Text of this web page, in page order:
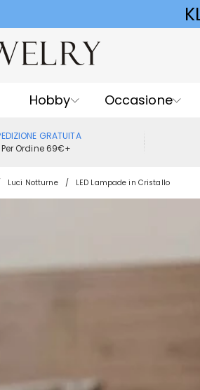
Hobby Occasione
GRATUITA
Per Ordine 69€+
Luci Notturne LED Lampade in Cristallo